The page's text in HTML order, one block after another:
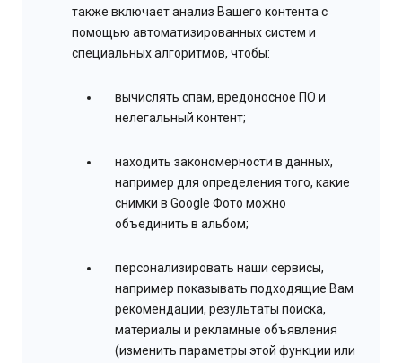
также включает анализ Вашего контента с
помощью автоматизированных систем и
специальных алгоритмов, чтобы:
вычислять спам, вредоносное ПО и
нелегальный контент;
находить закономерности в данных,
например для определения того, какие
снимки в Google Фото можно
объединить в альбом;
персонализировать наши сервисы,
например показывать подходящие Вам
рекомендации, результаты поиска,
материалы и рекламные объявления
(изменить параметры этой функции или